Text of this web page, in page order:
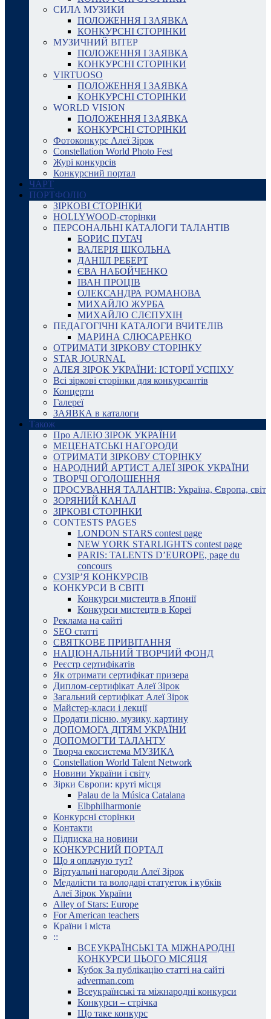
СИЛА МУЗИКИ
ПОЛОЖЕННЯ І ЗАЯВКА
КОНКУРСНІ СТОРІНКИ
МУЗИЧНИЙ ВІТЕР
ПОЛОЖЕННЯ І ЗАЯВКА
КОНКУРСНІ СТОРІНКИ
VIRTUOSO
ПОЛОЖЕННЯ І ЗАЯВКА
КОНКУРСНІ СТОРІНКИ
WORLD VISION
ПОЛОЖЕННЯ І ЗАЯВКА
КОНКУРСНІ СТОРІНКИ
Фотоконкурс Алеї Зірок
Constellation World Photo Fest
Журі конкурсів
Конкурсний портал
ЧАРТ
ПОРТФОЛІО
ЗІРКОВІ СТОРІНКИ
HOLLYWOOD-сторінки
ПЕРСОНАЛЬНІ КАТАЛОГИ ТАЛАНТІВ
БОРИС ПУГАЧ
ВАЛЕРІЯ ШКОЛЬНА
ДАНІІЛ РЕБЕРТ
ЄВА НАБОЙЧЕНКО
ІВАН ПРОЦІВ
ОЛЕКСАНДРА РОМАНОВА
МИХАЙЛО ЖУРБА
МИХАЙЛО СЛЄПУХІН
ПЕДАГОГІЧНІ КАТАЛОГИ ВЧИТЕЛІВ
МАРИНА СЛЮСАРЕНКО
ОТРИМАТИ ЗІРКОВУ СТОРІНКУ
STAR JOURNAL
АЛЕЯ ЗІРОК УКРАЇНИ: ІСТОРІЇ УСПІХУ
Всі зіркові сторінки для конкурсантів
Концерти
Галереї
ЗАЯВКА в каталоги
Також
Про АЛЕЮ ЗІРОК УКРАЇНИ
МЕЦЕНАТСЬКІ НАГОРОДИ
ОТРИМАТИ ЗІРКОВУ СТОРІНКУ
НАРОДНИЙ АРТИСТ АЛЕЇ ЗІРОК УКРАЇНИ
ТВОРЧІ ОГОЛОШЕННЯ
ПРОСУВАННЯ ТАЛАНТІВ: Україна, Європа, світ
ЗОРЯНИЙ КАНАЛ
ЗІРКОВІ СТОРІНКИ
CONTESTS PAGES
LONDON STARS contest page
NEW YORK STARLIGHTS contest page
PARIS: TALENTS D’EUROPE, page du
concours
СУЗІР’Я КОНКУРСІВ
КОНКУРСИ В СВІТІ
Конкурси мистецтв в Японії
Конкурси мистецтв в Кореї
Реклама на сайті
SEO статті
СВЯТКОВЕ ПРИВІТАННЯ
НАЦІОНАЛЬНИЙ ТВОРЧИЙ ФОНД
Реєстр сертифікатів
Як отримати сертифікат призера
Диплом-сертифікат Алеї Зірок
Загальний сертифікат Алеї Зірок
Майстер-класи і лекції
Продати пісню, музику, картину
ДОПОМОГА ДІТЯМ УКРАЇНИ
ДОПОМОГТИ ТАЛАНТУ
Творча екосистема МУЗИКА
Constellation World Talent Network
Новини України і світу
Зірки Європи: круті місця
Palau de la Música Catalana
Elbphilharmonie
Конкурсні сторінки
Контакти
Підписка на новини
КОНКУРСНИЙ ПОРТАЛ
Що я оплачую тут?
Віртуальні нагороди Алеї Зірок
Медалісти та володарі статуеток і кубків
Алеї Зірок України
Alley of Stars: Europe
For American teachers
Країни і міста
::
ВСЕУКРАЇНСЬКІ ТА МІЖНАРОДНІ
КОНКУРСИ ЦЬОГО МІСЯЦЯ
Кубок За публікацію статті на сайті
adverman.com
Всеукраїнські та міжнародні конкурси
Конкурси – стрічка
Що таке конкурс